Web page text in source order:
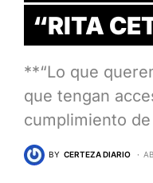
“RITA
**“Lo que
que tengan
cumplimiento
BY CERTEZA DIARIO